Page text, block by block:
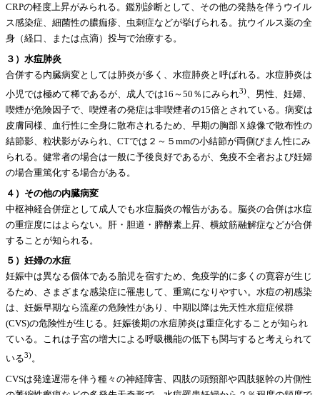
CRPの軽度上昇がみられる。鑑別診断として、その他の発熱を伴うウイル
ス感染症、細菌性の膿痂疹、虫刺症などが挙げられる。抗ウイルス薬の全
身（経口、または点滴）投与で治療する。
３）水痘肺炎
合併する内臓病変としては肺炎が多く、水痘肺炎と呼ばれる。水痘肺炎は
小児では極めて稀であるが、成人では16～50％にみられ3)
、男性、妊婦、
喫煙が危険因子で、喫煙者の発症は非喫煙者の15倍とされている。病変は
皮膚同様、血行性に全身に散布されるため、早期の胸部Ｘ線像で散布性の
結節影、粒状影がみられ、CTでは２～５mmの小結節が両側びまん性にみ
られる。健常者の場合は一般に予後良好であるが、免疫不全者および妊婦
の場合重篤化する場合がある。
４）その他の内臓病変
中枢神経合併症として成人でも水痘脳炎の報告がある。脳炎の合併は水痘
の重症度にはよらない。肝・胆道・膵酵素上昇、横紋筋融解症などが合併
することが知られる。
５）妊婦の水痘
妊娠中は異なる個体である胎児を宿すため、免疫学的に多くの寛容が生じ
るため、さまざまな感染症に罹患して、重篤になりやすい。水痘の初感染
は、妊娠早期なら流産の危険性があり、中期以降は先天性水痘症候群
(CVS)の危険性が生じる。妊娠後期の水痘肺炎は重症化することが知られ
ている。これは子宮の増大による呼吸機能の低下も関与すると考えられて
いる3)。
CVSは発達遅滞を伴う種々の神経障害、四肢の頭頸部や四肢躯幹の片側性